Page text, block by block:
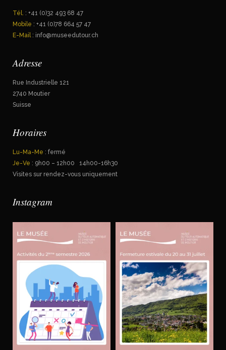
Tél.
: +41 (0)32 493 68 47
Mobile : +41 (0)78 664 57 47
E-Mail : info@museedutour.ch
Adresse
Rue Industrielle 121
2740 Moutier
Suisse
Horaires
Lu-Ma-Me : fermé
Je-Ve : 9h00 – 12h00 14h00-16h30
Visites sur rendez-vous uniquement
Instagram